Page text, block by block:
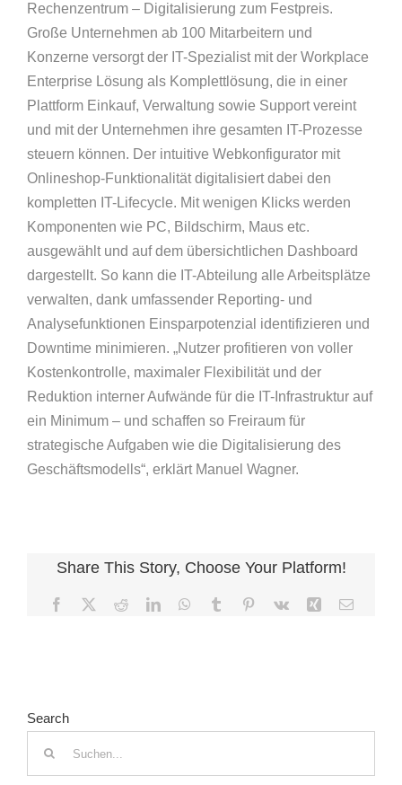
Rechenzentrum – Digitalisierung zum Festpreis.
Große Unternehmen ab 100 Mitarbeitern und
Konzerne versorgt der IT-Spezialist mit der Workplace
Enterprise Lösung als Komplettlösung, die in einer
Plattform Einkauf, Verwaltung sowie Support vereint
und mit der Unternehmen ihre gesamten IT-Prozesse
steuern können. Der intuitive Webkonfigurator mit
Onlineshop-Funktionalität digitalisiert dabei den
kompletten IT-Lifecycle. Mit wenigen Klicks werden
Komponenten wie PC, Bildschirm, Maus etc.
ausgewählt und auf dem übersichtlichen Dashboard
dargestellt. So kann die IT-Abteilung alle Arbeitsplätze
verwalten, dank umfassender Reporting- und
Analysefunktionen Einsparpotenzial identifizieren und
Downtime minimieren. „Nutzer profitieren von voller
Kostenkontrolle, maximaler Flexibilität und der
Reduktion interner Aufwände für die IT-Infrastruktur auf
ein Minimum – und schaffen so Freiraum für
strategische Aufgaben wie die Digitalisierung des
Geschäftsmodells“, erklärt Manuel Wagner.
Share This Story, Choose Your Platform!
Facebook RedditLinkedInWhatsApp
Tumblr Pinterest
Vk Xing E-
Search